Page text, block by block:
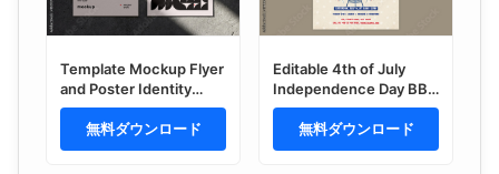
Template Mockup Flyer
and Poster Identity
Branding Front and
Back on Concrete
Background
無料ダウンロード
Editable 4th of July
Independence Day BBQ
Party Flyer Design with
American Flag Theme
and Patriotic
無料ダウンロード